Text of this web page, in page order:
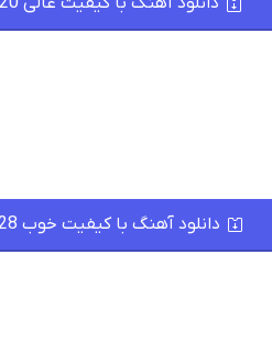
دانلود آهنگ با کیفیت خوب 128